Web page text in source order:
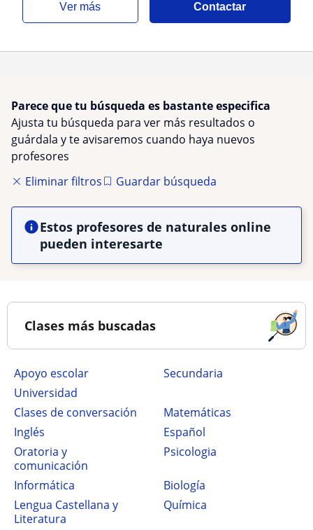
ver más Contactar
Parece que tu búsqueda es bastante especifica
Ajusta tu búsqueda para ver más resultados o
guárdala y te avisaremos cuando haya nuevos
profesores
Eliminar filtros
Guardar búsqueda
Estos profesores de naturales online
pueden interesarte
Clases más buscadas
Apoyo escolar
secundaria
Universidad
Clases de conversación
Matemáticas
Inglés
Español
Oratoria y
comunicación
Psicologia
Informática
Biología
Lengua Castellana y
Literatura
Química